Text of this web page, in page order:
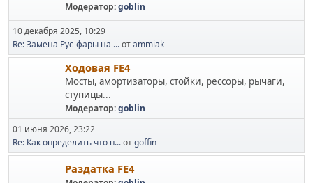
Модератор:goblin
10 декабря 2025, 10:29
Re: Замена Рус-фары на ...отammiak
Ходовая FE4
Мосты, амортизаторы, стойки, рессоры, рычаги,
ступицы...
Модератор:goblin
01 июня 2026, 23:22
Re: Как определить что п...отgoffin
Раздатка FE4